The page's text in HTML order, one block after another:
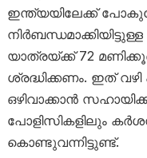
ഇന്ത്യയിലേക്ക്
യാത്രയ്ക്ക് 72
ശ്രദ്ധിക്കണം. ഇത്
ഒഴിവാക്കാൻ
പോളിസികളിലും
കൊണ്ടുവന്നിട്ടുണ്ട്.